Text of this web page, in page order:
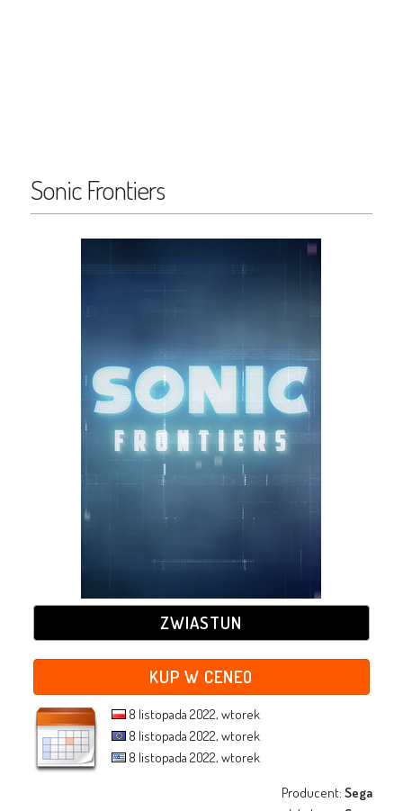
Sonic Frontiers
ZWIASTUN
KUP W CENEO
8 listopada 2022, wtorek
8 listopada 2022, wtorek
8 listopada 2022, wtorek
Producent:Sega